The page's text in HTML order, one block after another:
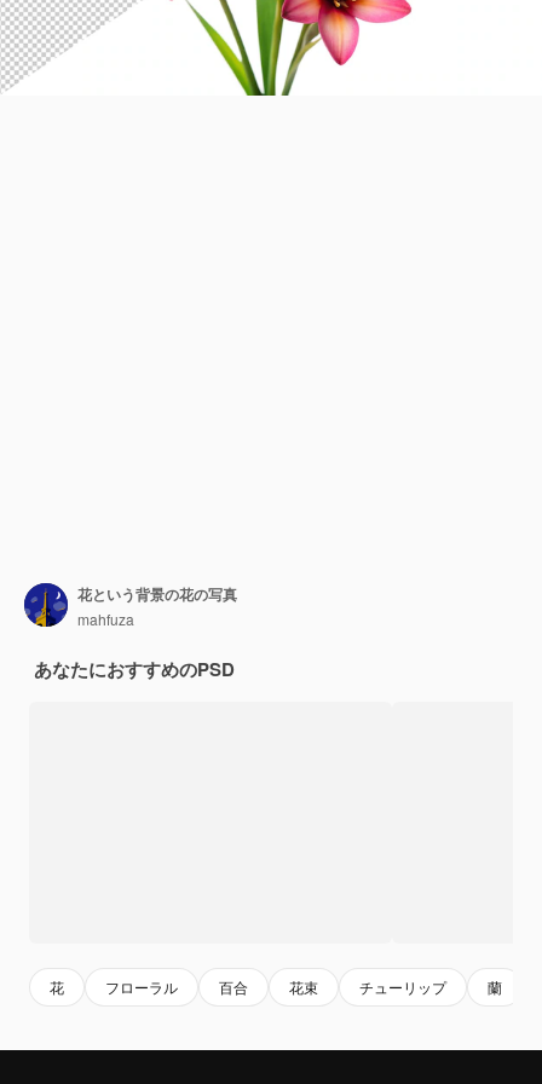
花という背景の花の写真
mahfuza
あなたにおすすめのPSD
花 フローラル 百合 花束 チューリップ 蘭